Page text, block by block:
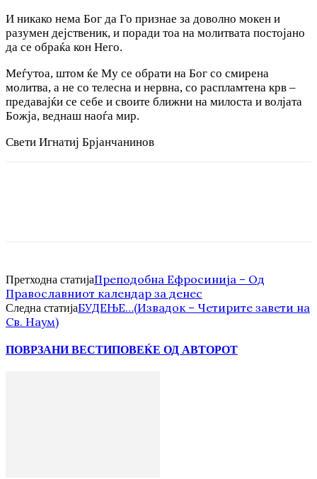
И никако нема Бог да Го признае за доволно мокен и
разумен дејственик, и поради тоа на молитвата постојано
да се обраќа кон Него.
Меѓутоа, штом ќе My се обрати на Бог со смирена
молитва, а не со телесна и нервна, со распламтена крв –
предавајќи се себе и своите ближни на милоста и волјата
Божја, веднаш наоѓа мир.
Свети Игнатиј Брјанчанинов
Претходна статијаПреподобна Ефросинија – Од
Православниот календар за денес
Следна статијаБУДЕЊЕ…(Извадок – Четирите завети на
Св. Наум)
ПОВРЗАНИ ВЕСТИПОВЕЌЕ ОД АВТОРОТ